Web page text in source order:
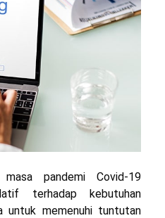
pandemi Covid-19
terhadap kebutuhan
untuk memenuhi tuntutan